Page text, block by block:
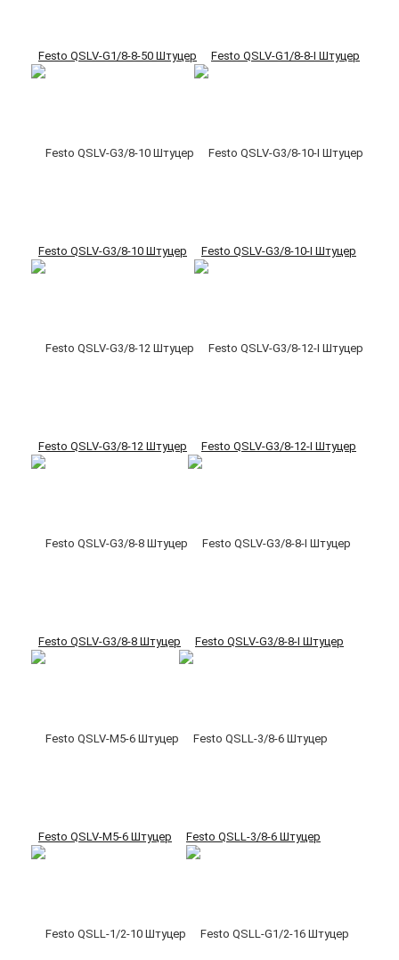
Festo QSLV-G1/8-8-50 Штуцер Festo QSLV-G1/8-8-I Штуцер
Festo QSLV-G3/8-10 Штуцер Festo QSLV-G3/8-10-I Штуцер
Festo QSLV-G3/8-12 Штуцер Festo QSLV-G3/8-12-I Штуцер
Festo QSLV-G3/8-8 Штуцер Festo QSLV-G3/8-8-I Штуцер
Festo QSLV-M5-6 Штуцер Festo QSLL-3/8-6 Штуцер